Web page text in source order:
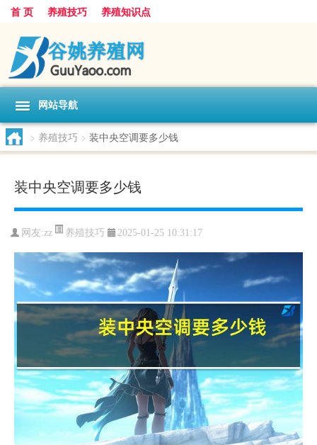
首 页 养殖技巧 养殖知识点
网站导航
> 养殖技巧 > 装中央空调要多少钱
装中央空调要多少钱
网友:zz 养殖技巧 2025-01-25 10:31:17